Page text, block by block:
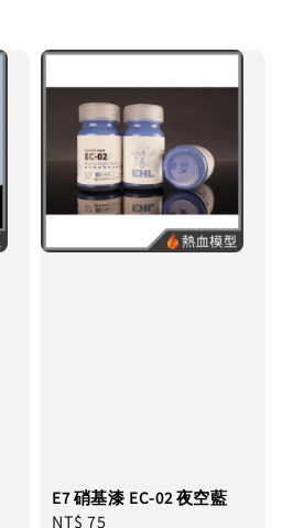
E7 硝基漆 EC-02 夜空藍
Regular
NT$ 75